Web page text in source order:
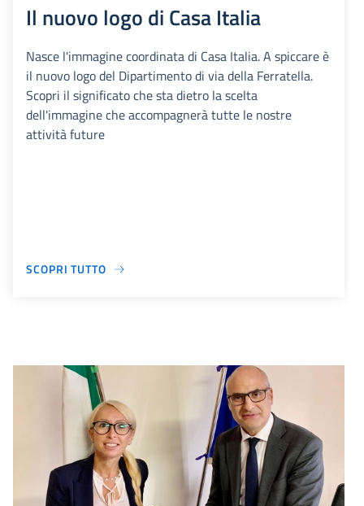
Il nuovo logo di Casa Italia
Nasce l'immagine coordinata di Casa Italia. A spiccare è
il nuovo logo del Dipartimento di via della Ferratella.
Scopri il significato che sta dietro la scelta
dell'immagine che accompagnerà tutte le nostre
attività future
SCOPRI TUTTO